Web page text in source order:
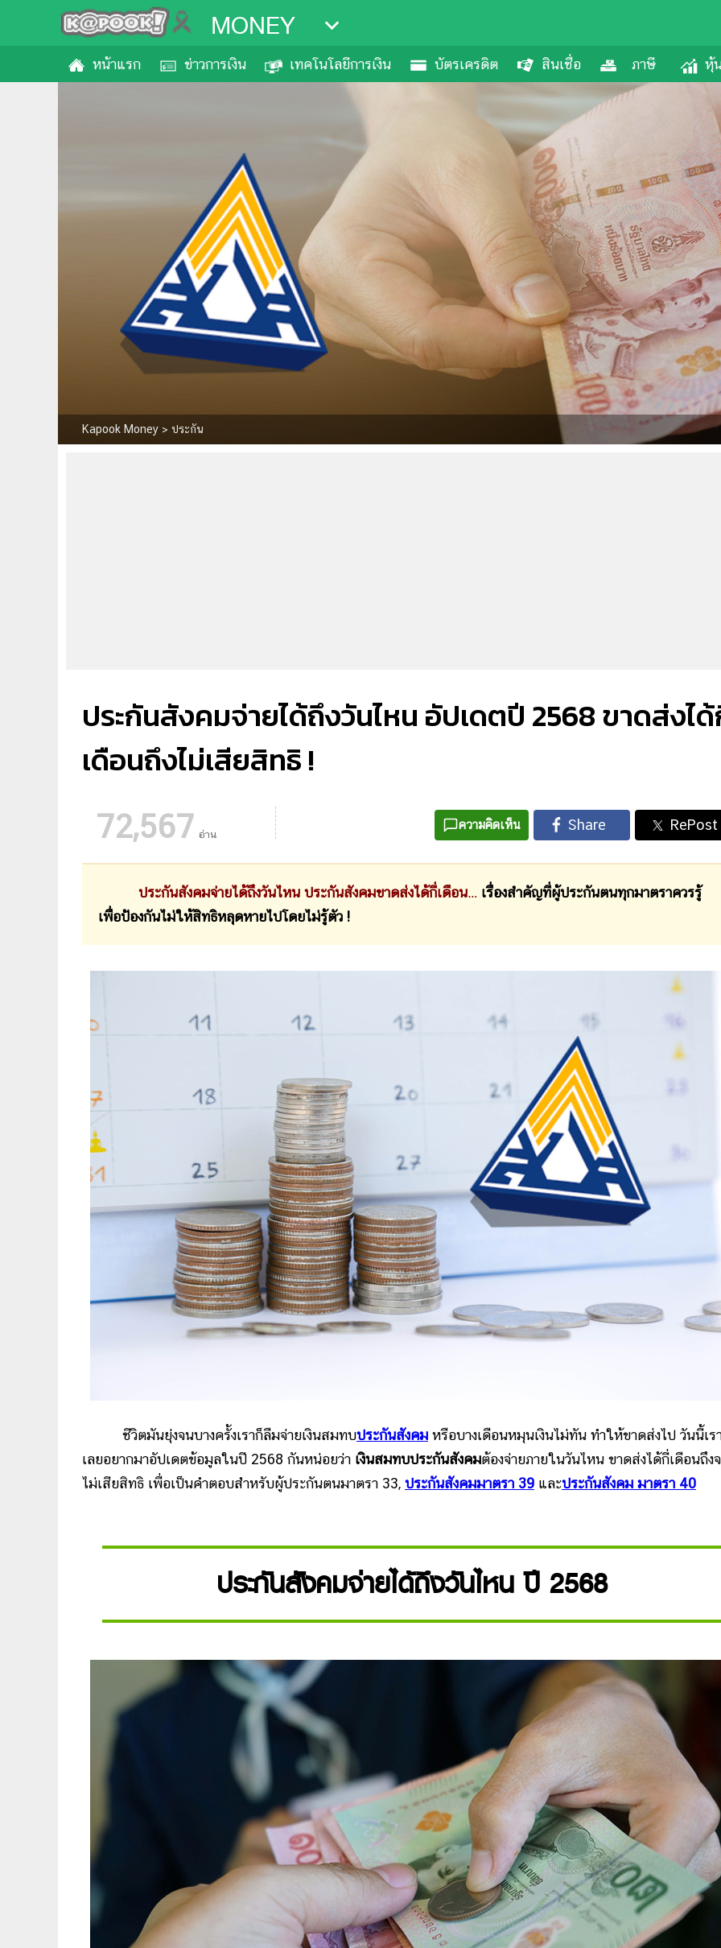
MONEY
หน้าแรก ข่าวการเงิน เทคโนโลยีการเงิน บัตรเครดิต สินเชื่อ ภาษี หุ้
Kapook Money > ประกัน
ประกันสังคมจ่ายได้ถึงวันไหน อัปเดตปี 2568 ขาดส่งไ
เดือนถึงไม่เสียสิทธิ !
72,567 อ่าน
ความคิดเห็น
ประกันสังคมจ่ายได้ถึงวันไหน ประกันสังคมขาดส่งได้กี่เดือน… เรื่องสำคัญที่ผู้ประกันตนทุกมาตราควรรู้
เพื่อป้องกันไม่ให้สิทธิหลุดหายไปโดยไม่รู้ตัว !
ชีวิตมันยุ่งจนบางครั้งเราก็ลืมจ่ายเงินสมทบประกันสังคม หรือบางเดือนหมุนเงินไม่ทัน ทำให้ขาดส่งไป วันนี้เร
เลยอยากมาอัปเดตข้อมูลในปี 2568 กันหน่อยว่า เงินสมทบประกันสังคมต้องจ่ายภายในวันไหน ขาดส่งได้กี่เดือนถึง
ไม่เสียสิทธิ เพื่อเป็นคำตอบสำหรับผู้ประกันตนมาตรา 33, ประกันสังคมมาตรา 39 และประกันสังคม มาตรา 40
ประกันสังคมจ่ายได้ถึงวันไหน ปี 2568